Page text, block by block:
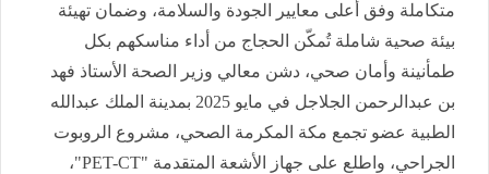
متكاملة وفق أعلى معايير الجودة والسلامة، وضمان تهيئة
بيئة صحية شاملة تُمكّن الحجاج من أداء مناسكهم بكل
طمأنينة وأمان صحي، دشن معالي وزير الصحة الأستاذ فهد
بن عبدالرحمن الجلاجل في مايو 2025 بمدينة الملك عبدالله
الطبية عضو تجمع مكة المكرمة الصحي، مشروع الروبوت
الجراحي، واطلع على جهاز الأشعة المتقدمة "PET-CT"،